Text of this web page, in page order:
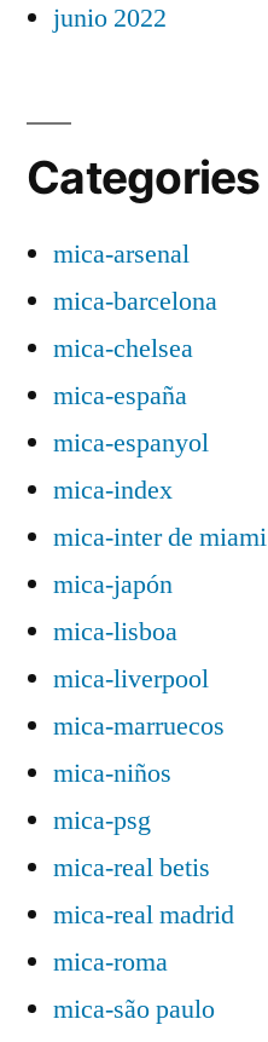
junio 2022
Categories
mica-arsenal
mica-barcelona
mica-chelsea
mica-españa
mica-espanyol
mica-index
mica-inter de miami
mica-japón
mica-lisboa
mica-liverpool
mica-marruecos
mica-niños
mica-psg
mica-real betis
mica-real madrid
mica-roma
mica-são paulo